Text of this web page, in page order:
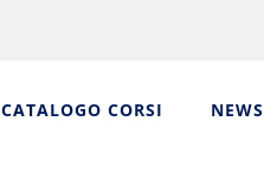
CATALOGO CORSI NEWS